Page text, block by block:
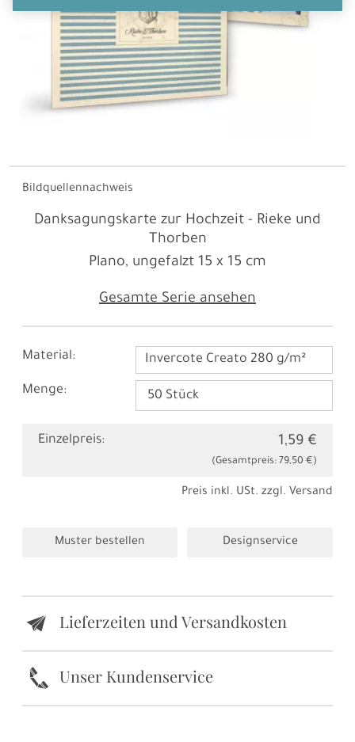
Bildquellennachweis
Danksagungskarte zur Hochzeit - Rieke und
Thorben
Gesamte Serie ansehen
Plano, ungefalzt 15 x 15 cm
Material: Invercote Creato 280 g/m²
Menge:
Einzelpreis: 1,59 €
(Gesamtpreis: 79,50 €)
Preis inkl. USt. zzgl. Versand
Muster bestellen Designservice
e Lieferzeiten und Versandkosten
k Unser Kundenservice